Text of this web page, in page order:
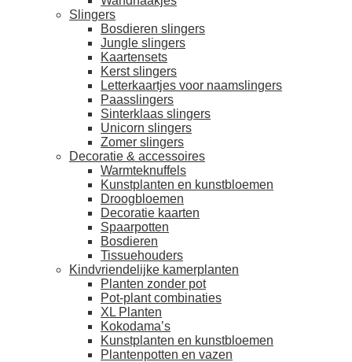
Slingers
Bosdieren slingers
Jungle slingers
Kaartensets
Kerst slingers
Letterkaartjes voor naamslingers
Paasslingers
Sinterklaas slingers
Unicorn slingers
Zomer slingers
Decoratie & accessoires
Warmteknuffels
Kunstplanten en kunstbloemen
Droogbloemen
Decoratie kaarten
Spaarpotten
Bosdieren
Tissuehouders
Kindvriendelijke kamerplanten
Planten zonder pot
Pot-plant combinaties
XL Planten
Kokodama’s
Kunstplanten en kunstbloemen
Plantenpotten en vazen